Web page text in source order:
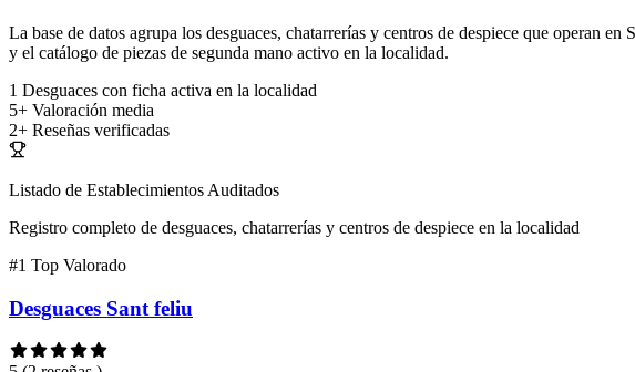
La base de datos agrupa los desguaces, chatarrerías y centros de despiece que operan
y el catálogo de piezas de segunda mano activo en la localidad.
1 Desguaces con ficha activa en la localidad
5+ Valoración media
2+ Reseñas verificadas
Listado de Establecimientos Auditados
Registro completo de desguaces, chatarrerías y centros de despiece en la localidad
#1 Top Valorado
Desguaces Sant feliu